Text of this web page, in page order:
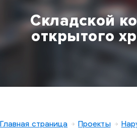
Складской
открытого
Главная страница Проекты